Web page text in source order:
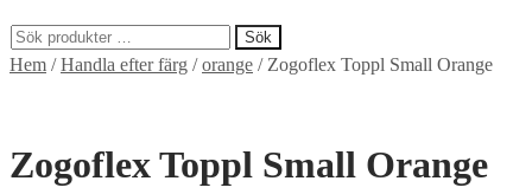
Sök
efter:
Sök
Hem /Handla efter färg /orange / Zogoflex Toppl Small Orange
Zogoflex Toppl Small Orange